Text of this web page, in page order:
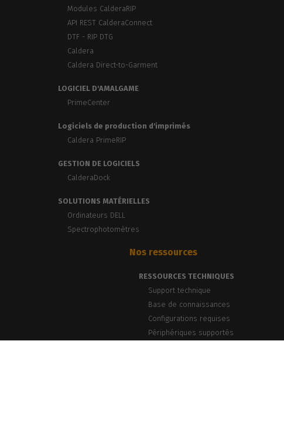
Modules CalderaRIP
API REST CalderaConnect
DTF - RIP DTG
Caldera
Caldera Direct-to-Garment
LOGICIEL D'AMALGAME
PrimeCenter
Logiciels de production d'imprimés
Caldera PrimeRIP
GESTION DE LOGICIELS
CalderaDock
SOLUTIONS MATÉRIELLES
Ordinateurs DELL
Spectrophotomètres
Nos ressources
RESSOURCES TECHNIQUES
Support technique
Base de connaissances
Configurations requises
Périphériques supportés